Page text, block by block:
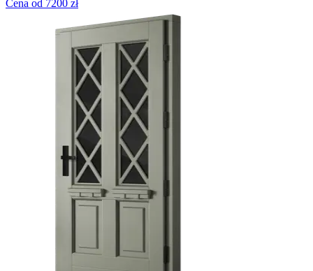
Cena od 7200 zł